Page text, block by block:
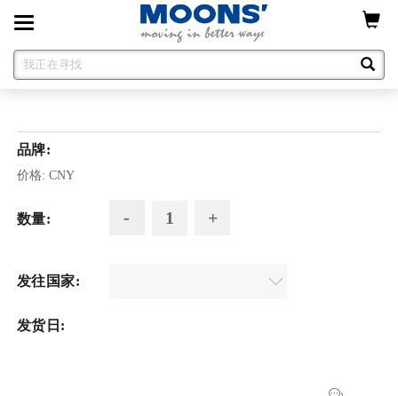
Toggle
navigation
品牌:
价格: CNY
数量:
发往国家:
发货日: